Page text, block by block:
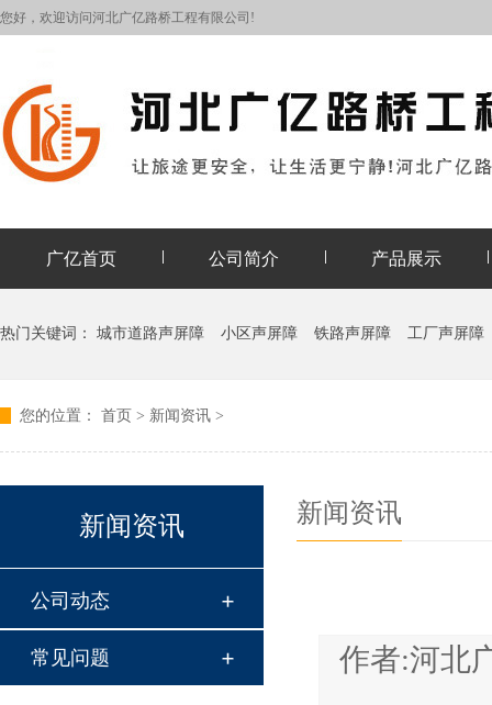
您好，欢迎访问河北广亿路桥工程有限公司!
广亿首页 公司简介 产品展示
热门关键词： 城市道路声屏障 小区声屏障 铁路声屏障 工厂声屏障
您的位置： 首页 > 新闻资讯 >
新闻资讯
公司动态
常见问题
新闻资讯
作者:河北